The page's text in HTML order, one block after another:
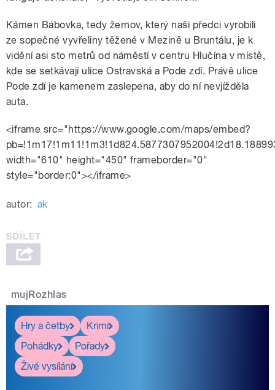
Kámen Bábovka, tedy žernov, který naši předci vyrobili
ze sopečné vyvřeliny těžené v Mezině u Bruntálu, je k
vidění asi sto metrů od náměstí v centru Hlučína v místě,
kde se setkávají ulice Ostravská a Pode zdí. Právě ulice
Pode zdí je kamenem zaslepena, aby do ní nevjížděla
auta.
<iframe src="https://www.google.com/maps/embed?
width="610" height="450" frameborder="0"
style="border:0"></iframe>
autor: ak
mujRozhlas
Hry a četby
Krimi
Pohádky
Pořady
Živé vysílání